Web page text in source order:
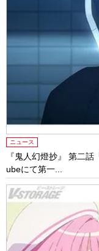
ニュース
『鬼人幻燈抄』 第二
ubeにて第一...